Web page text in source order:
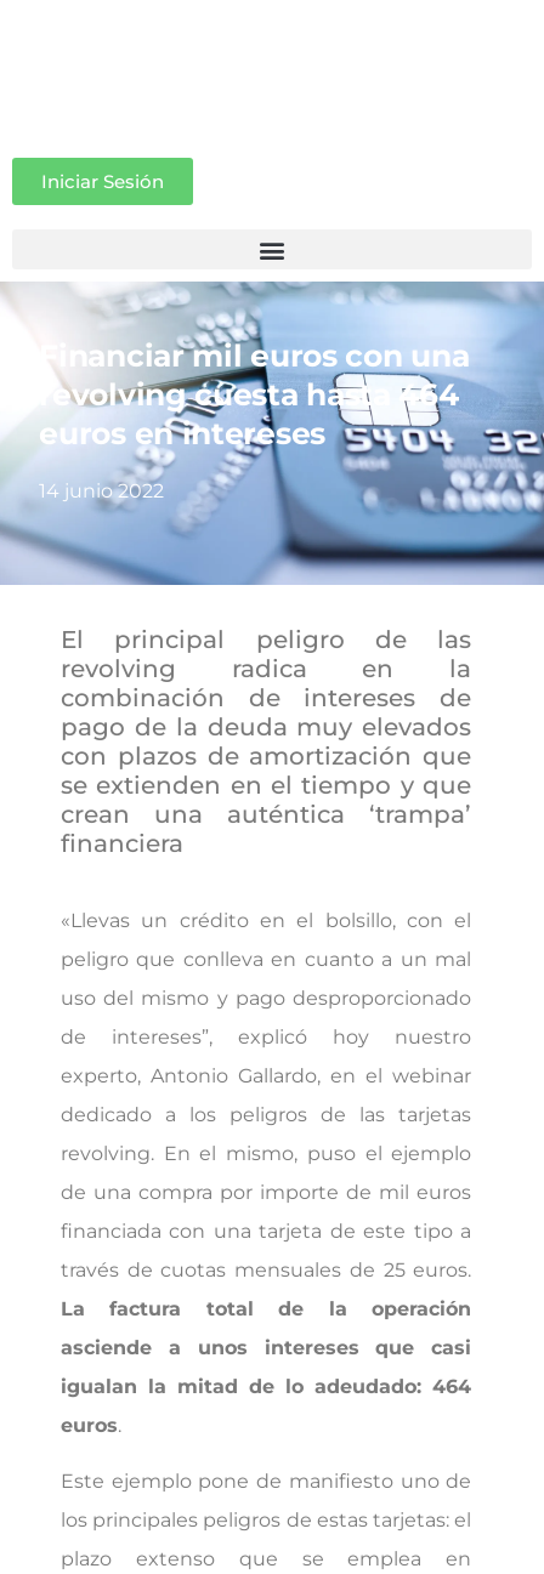
Iniciar Sesión
Financiar mil euros con una
revolving cuesta hasta 464
euros en intereses
14 junio 2022
El principal peligro de las
revolving radica en la
combinación de intereses de
pago de la deuda muy elevados
con plazos de amortización que
se extienden en el tiempo y que
crean una auténtica ‘trampa’
financiera
«Llevas un crédito en el bolsillo, con el
peligro que conlleva en cuanto a un mal
uso del mismo y pago desproporcionado
de intereses”, explicó hoy nuestro
experto, Antonio Gallardo, en el webinar
dedicado a los peligros de las tarjetas
revolving. En el mismo, puso el ejemplo
de una compra por importe de mil euros
financiada con una tarjeta de este tipo a
través de cuotas mensuales de 25 euros.
La factura total de la operación
asciende a unos intereses que casi
igualan la mitad de lo adeudado: 464
euros.
Este ejemplo pone de manifiesto uno de
los principales peligros de estas tarjetas: el
plazo extenso que se emplea en